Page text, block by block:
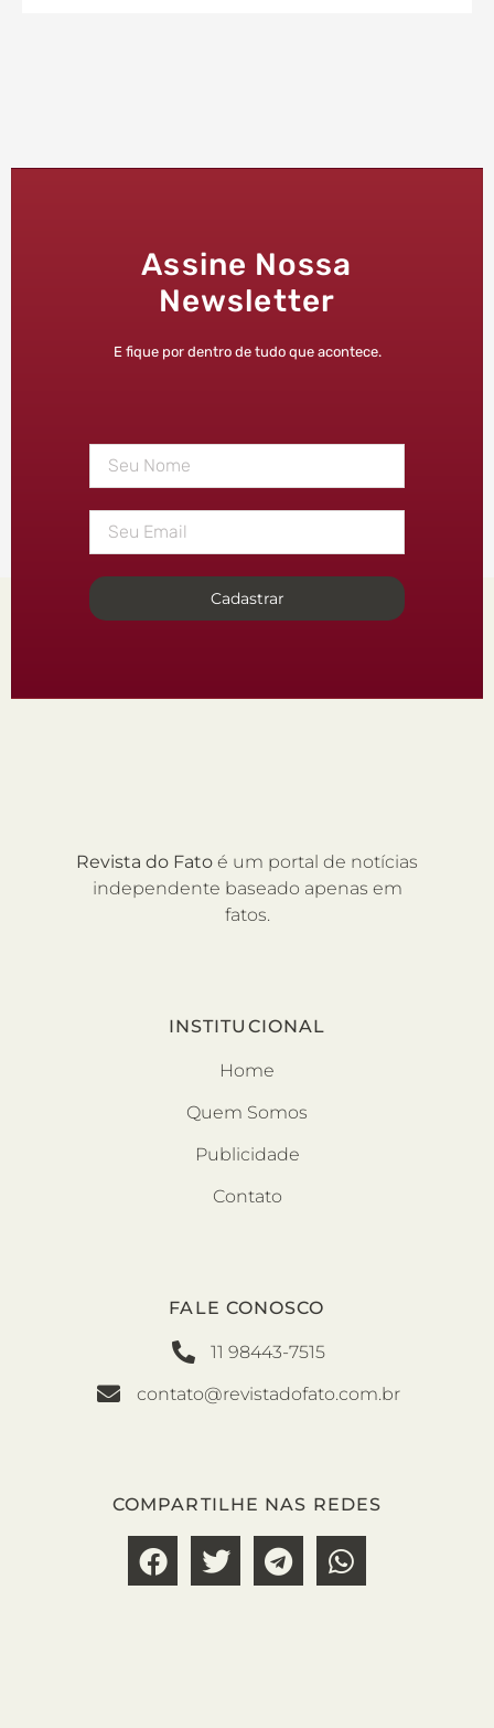
Assine Nossa
Newsletter
E fique por dentro de tudo que acontece.
Cadastrar
Revista do Fato é um portal de notícias
independente baseado apenas em
fatos.
INSTITUCIONAL
Home
Quem Somos
Publicidade
Contato
FALE CONOSCO
11 98443-7515
contato@revistadofato.com.br
COMPARTILHE NAS REDES